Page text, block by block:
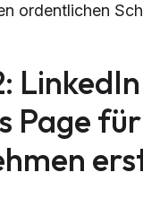
ordentlichen
LinkedIn
Page